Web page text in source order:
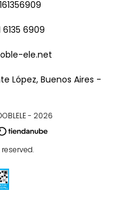
6135 6909
ele.net
López, Buenos Aires -
- 2026